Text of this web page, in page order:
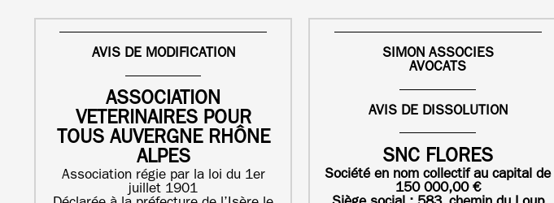
AVIS DE MODIFICATION
ASSOCIATION
VETERINAIRES POUR
TOUS AUVERGNE RHÔNE
ALPES
Association régie par la loi du 1er
juillet 1901
SIMON ASSOCIES
AVOCATS
AVIS DE DISSOLUTION
SNC FLORES
Société en nom collectif au capital de
150 000,00 €